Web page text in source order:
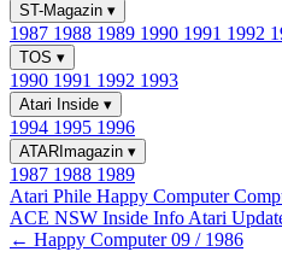
ST-Magazin ▾
1987 1988 1989 1990 1991 1992
TOS ▾
1990 1991 1992 1993
Atari Inside ▾
1994 1995 1996
ATARImagazin ▾
1987 1988 1989
Atari Phile Happy Computer
ACE NSW Inside Info Atari
← Happy Computer 09 / 1986